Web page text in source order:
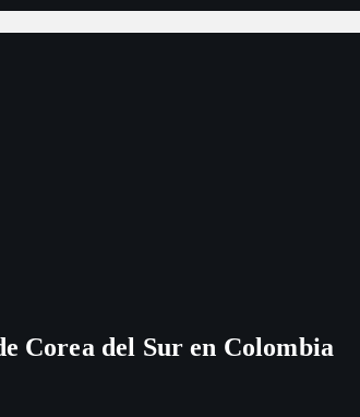
Corea del Sur en Colombia